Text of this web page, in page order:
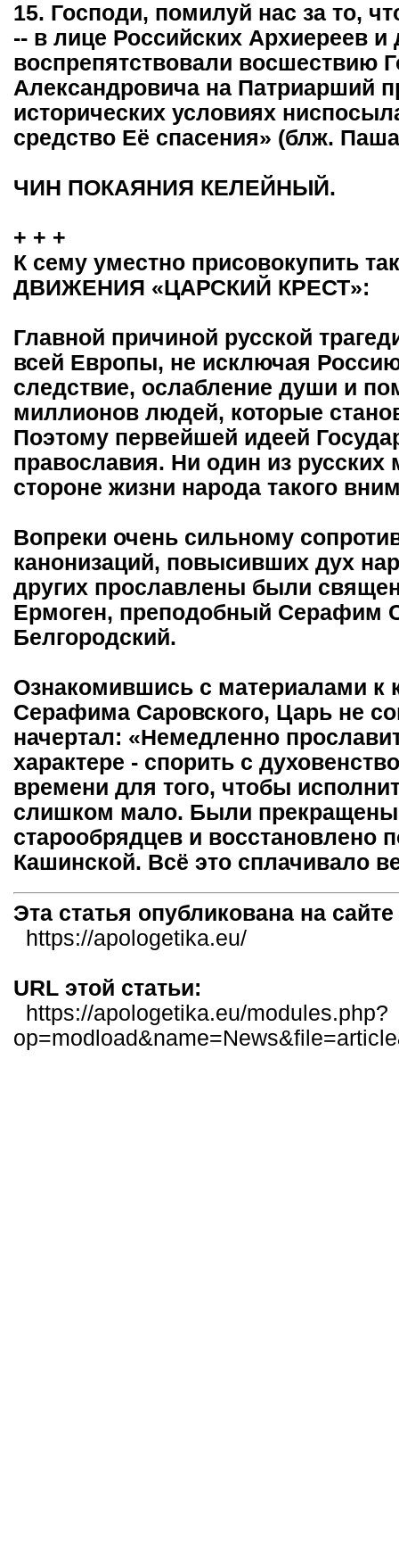
15. Господи, помилуй нас за то,
-- в лице Российских Архиереев и
воспрепятствовали восшествию
Александровича на Патриарший
исторических условиях
средство Её спасения» (блж.
ЧИН ПОКАЯНИЯ КЕЛЕЙНЫЙ.
+ + +
К сему уместно присовокупить
ДВИЖЕНИЯ «ЦАРСКИЙ КРЕСТ»:
Главной причиной русской
всей Европы, не исключая
следствие, ослабление души и
миллионов людей, которые
Поэтому первейшей идеей
православия. Ни один из русских
стороне жизни народа такого
Вопреки очень сильному
канонизаций, повысивших дух
других прославлены были
Ермоген, преподобный Серафим
Белгородский.
Ознакомившись с материалами к
Серафима Саровского, Царь не
начертал: «Немедленно
характере - спорить с
времени для того, чтобы
слишком мало. Были прекращены
старообрядцев и восстановлено
Кашинской. Всё это сплачивало
Эта статья опубликована на
https://apologetika.eu/
URL этой статьи:
https://apologetika.eu/modules.php?